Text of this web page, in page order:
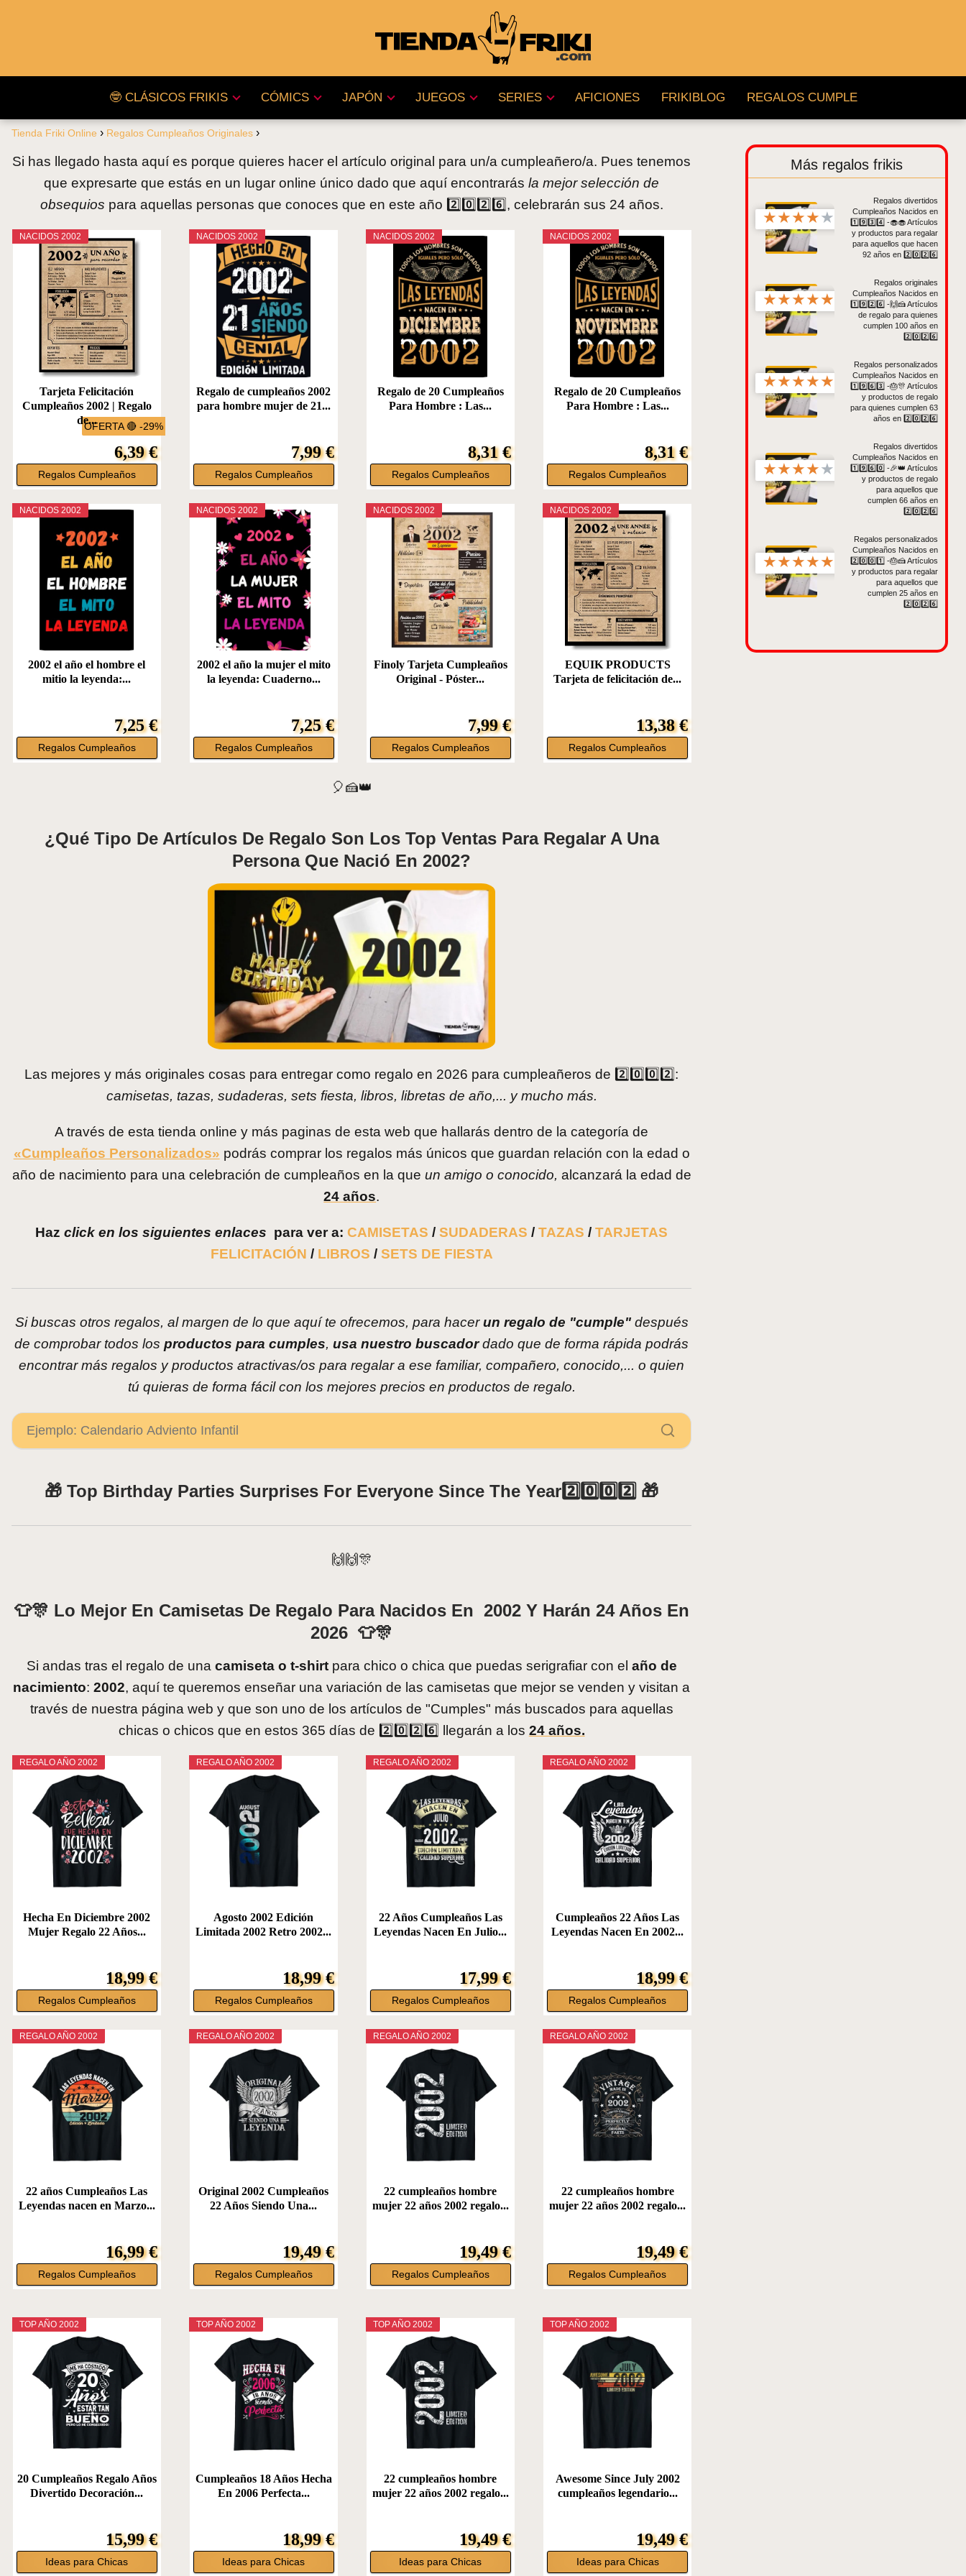
🤓 CLÁSICOS FRIKIS CÓMICS JAPÓN JUEGOS SERIES AFICIONES FRIKIBLOG REGALOS CUMPLE
Tienda Friki Online Regalos Cumpleaños Originales
Si has llegado hasta aquí es porque quieres hacer el artículo original para un/a cumpleañero/a. Pues tenemos
que expresarte que estás en un lugar online único dado que aquí encontrarásla mejor selección de
obsequios para aquellas personas que conoces que en este año 2️⃣0️⃣2️⃣6️⃣, celebrarán sus 24 años.
OFERTA 🔴 -29%
NACIDOS 2002
Tarjeta Felicitación
Cumpleaños 2002 | Regalo
de...
6,39 €
Regalos Cumpleaños
NACIDOS 2002
Regalo de cumpleaños 2002
para hombre mujer de 21...
7,99 €
Regalos Cumpleaños
NACIDOS 2002
Regalo de 20 Cumpleaños
Para Hombre : Las...
8,31 €
Regalos Cumpleaños
NACIDOS 2002
Regalo de 20 Cumpleaños
Para Hombre : Las...
8,31 €
Regalos Cumpleaños
NACIDOS 2002
2002 el año el hombre el
mitio la leyenda:...
7,25 €
Regalos Cumpleaños
NACIDOS 2002
2002 el año la mujer el mito
la leyenda: Cuaderno...
7,25 €
Regalos Cumpleaños
NACIDOS 2002
Finoly Tarjeta Cumpleaños
Original - Póster...
7,99 €
Regalos Cumpleaños
NACIDOS 2002
EQUIK PRODUCTS
Tarjeta de felicitación de...
13,38 €
Regalos Cumpleaños
🎈🍰👑
¿Qué Tipo De Artículos De Regalo Son Los Top Ventas Para Regalar A Una
Persona Que Nació En 2002?
Las mejores y más originales cosas para entregar como regalo en 2026 para cumpleañeros de 2️⃣0️⃣0️⃣2️⃣:
camisetas, tazas, sudaderas, sets fiesta, libros, libretas de año,... y mucho más.
A través de esta tienda online y más paginas de esta web que hallarás dentro de la categoría de
«Cumpleaños Personalizados» podrás comprar los regalos más únicos que guardan relación con la edad o
año de nacimiento para una celebración de cumpleaños en la que un amigo o conocido, alcanzará la edad de
24 años.
Hazclick en los siguientes enlaces para ver a:CAMISETAS /SUDADERAS /TAZAS /TARJETAS
FELICITACIÓN / LIBROS / SETS DE FIESTA
Si buscas otros regalos, al margen de lo que aquí te ofrecemos, para hacerun regalo de "cumple"después
de comprobar todos losproductos para cumples,usa nuestro buscadordado que de forma rápida podrás
encontrar más regalos y productos atractivas/os para regalar a ese familiar, compañero, conocido,... o quien
tú quieras de forma fácil con los mejores precios en productos de regalo.
🎁 Top Birthday Parties Surprises For Everyone Since The Year2️⃣0️⃣0️⃣2️⃣ 🎁
🙌🙌🎊
👕🎊 Lo Mejor En Camisetas De Regalo Para Nacidos En 2002 Y Harán 24 Años En
2026 👕🎊
Si andas tras el regalo de una camiseta o t-shirtpara chico o chica que puedas serigrafiar con el año de
nacimiento:2002, aquí te queremos enseñar una variación de las camisetas que mejor se venden y visitan a
través de nuestra página web y que son uno de los artículos de "Cumples" más buscados para aquellas
chicas o chicos que en estos 365 días de 2️⃣0️⃣2️⃣6️⃣ llegarán a los 24 años.
REGALO AÑO 2002
Hecha En Diciembre 2002
Mujer Regalo 22 Años...
18,99 €
Regalos Cumpleaños
REGALO AÑO 2002
Agosto 2002 Edición
Limitada 2002 Retro 2002...
18,99 €
Regalos Cumpleaños
REGALO AÑO 2002
22 Años Cumpleaños Las
Leyendas Nacen En Julio...
17,99 €
Regalos Cumpleaños
REGALO AÑO 2002
Cumpleaños 22 Años Las
Leyendas Nacen En 2002...
18,99 €
Regalos Cumpleaños
REGALO AÑO 2002
22 años Cumpleaños Las
Leyendas nacen en Marzo...
16,99 €
Regalos Cumpleaños
REGALO AÑO 2002
Original 2002 Cumpleaños
22 Años Siendo Una...
19,49 €
Regalos Cumpleaños
REGALO AÑO 2002
22 cumpleaños hombre
mujer 22 años 2002 regalo...
19,49 €
Regalos Cumpleaños
REGALO AÑO 2002
22 cumpleaños hombre
mujer 22 años 2002 regalo...
19,49 €
Regalos Cumpleaños
TOP AÑO 2002
20 Cumpleaños Regalo Años
Divertido Decoración...
15,99 €
Ideas para Chicas
TOP AÑO 2002
Cumpleaños 18 Años Hecha
En 2006 Perfecta...
18,99 €
Ideas para Chicas
TOP AÑO 2002
22 cumpleaños hombre
mujer 22 años 2002 regalo...
19,49 €
Ideas para Chicas
TOP AÑO 2002
Awesome Since July 2002
cumpleaños legendario...
19,49 €
Ideas para Chicas
Más regalos frikis
★★★★★
Regalos divertidos
Cumpleaños Nacidos en
1️⃣9️⃣3️⃣4️⃣ -🧁🧁 Artículos
y productos para regalar
para aquellos que hacen
92 años en 2️⃣0️⃣2️⃣6️⃣
★★★★★
Regalos originales
Cumpleaños Nacidos en
1️⃣9️⃣2️⃣6️⃣ -🙌🍰 Artículos
de regalo para quienes
cumplen 100 años en
2️⃣0️⃣2️⃣6️⃣
★★★★★
Regalos personalizados
Cumpleaños Nacidos en
1️⃣9️⃣6️⃣3️⃣ -🎂🎊 Artículos
y productos de regalo
para quienes cumplen 63
años en 2️⃣0️⃣2️⃣6️⃣
★★★★★
Regalos divertidos
Cumpleaños Nacidos en
1️⃣9️⃣6️⃣0️⃣ -🎉👑 Artículos
y productos de regalo
para aquellos que
cumplen 66 años en
2️⃣0️⃣2️⃣6️⃣
★★★★★
Regalos personalizados
Cumpleaños Nacidos en
2️⃣0️⃣0️⃣1️⃣ -🎂🍰 Artículos
y productos para regalar
para aquellos que
cumplen 25 años en
2️⃣0️⃣2️⃣6️⃣